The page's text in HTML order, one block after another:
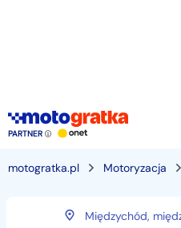
PARTNER
motogratka.pl Motoryzacja
Międzychód,